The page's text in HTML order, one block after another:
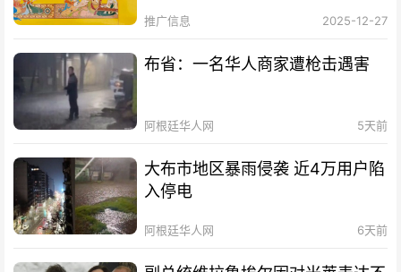
推广信息 2025-12-27
布省：一名华人商家遭枪击遇害
阿根廷华人网 5天前
大布市地区暴雨侵袭 近4万用户陷
入停电
阿根廷华人网 6天前